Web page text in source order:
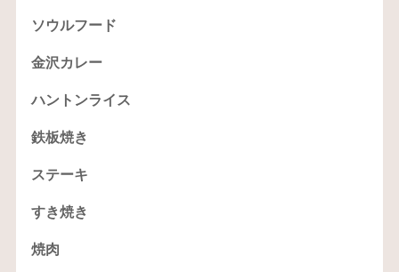
ソウルフード
金沢カレー
ハントンライス
鉄板焼き
ステーキ
すき焼き
焼肉